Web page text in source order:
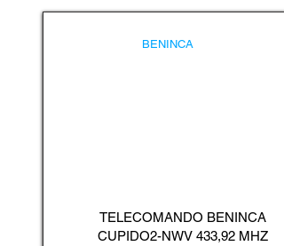
BENINCA
TELECOMANDO BENINCA
CUPIDO2-NWV 433,92 MHZ